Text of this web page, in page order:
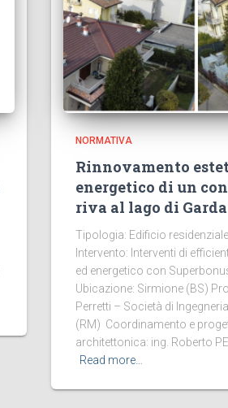
NORMATIVA
Rinnovamento
energetico di un
riva al lago di Garda
Tipologia: Edificio
Intervento: Interventi di
ed energetico con
Ubicazione: Sirmione (BS)
Perretti – Società di
(RM) Coordinamento e
architettonica: ing. Roberto
Read more…